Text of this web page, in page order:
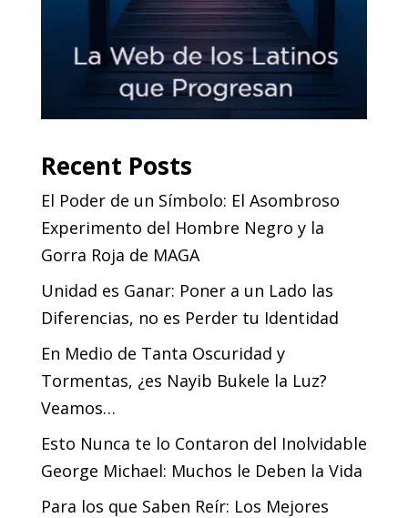
Recent Posts
El Poder de un Símbolo: El Asombroso
Experimento del Hombre Negro y la
Gorra Roja de MAGA
Unidad es Ganar: Poner a un Lado las
Diferencias, no es Perder tu Identidad
En Medio de Tanta Oscuridad y
Tormentas, ¿es Nayib Bukele la Luz?
Veamos…
Esto Nunca te lo Contaron del Inolvidable
George Michael: Muchos le Deben la Vida
Para los que Saben Reír: Los Mejores